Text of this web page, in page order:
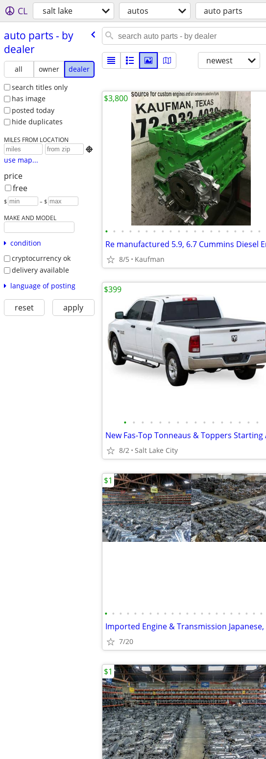
CL salt lake autos auto parts
auto parts - by
dealer
all owner
dealer
search titles only
has image
posted today
hide duplicates
MILES FROM LOCATION

use map...
price
free
$ – $
MAKE AND MODEL
condition
cryptocurrency ok
delivery available
language of posting
reset apply
newest
• • • • • • • • • • • • • • • • • • • •
8/5 Kaufman
$3,800
• • • • • • • • • • • • • • • •
8/2 Salt Lake City
$399
• • • • • • • • • • • • • • • • • • • • • •
7/20
$1
$1